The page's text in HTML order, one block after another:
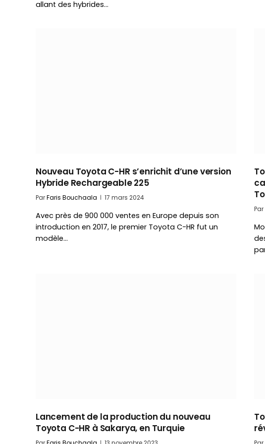
allant des hybrides…
Nouveau Toyota C-HR s’enrichit d’une version
Hybride Rechargeable 225
ParFaris Bouchaala 17 mars 2024
Avec près de 900 000 ventes en Europe depuis son
introduction en 2017, le premier Toyota C-HR fut un
modèle…
Par
Lancement de la production du nouveau
Toyota C-HR à Sakarya, en Turquie